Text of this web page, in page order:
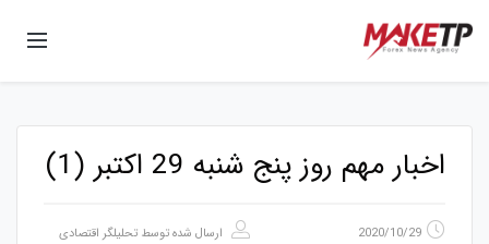
اخبار مهم روز پنج شنبه 29 اکتبر (1)
2020/10/29 ارسال شده توسط تحلیلگر اقتصادی